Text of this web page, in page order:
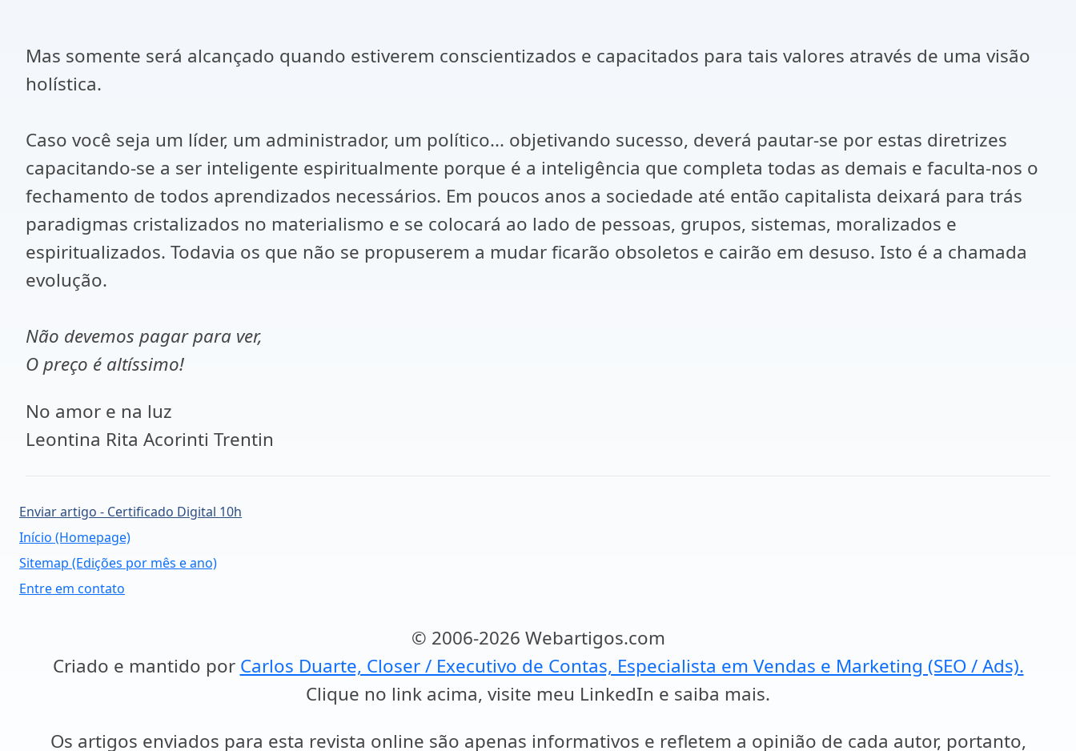
Mas somente será alcançado quando estiverem conscientizados e capacitados para tais valores através de uma visão
holística.
Caso você seja um líder, um administrador, um político... objetivando sucesso, deverá pautar-se por estas diretrizes
capacitando-se a ser inteligente espiritualmente porque é a inteligência que completa todas as demais e faculta-nos o
fechamento de todos aprendizados necessários. Em poucos anos a sociedade até então capitalista deixará para trás
paradigmas cristalizados no materialismo e se colocará ao lado de pessoas, grupos, sistemas, moralizados e
espiritualizados. Todavia os que não se propuserem a mudar ficarão obsoletos e cairão em desuso. Isto é a chamada
evolução.
Não devemos pagar para ver,
O preço é altíssimo!
No amor e na luz
Leontina Rita Acorinti Trentin
Enviar artigo - Certificado Digital 10h
Início (Homepage)
Sitemap (Edições por mês e ano)
Entre em contato
© 2006-2026 Webartigos.com
Criado e mantido por Carlos Duarte, Closer / Executivo de Contas, Especialista em Vendas e Marketing (SEO / Ads).
Clique no link acima, visite meu LinkedIn e saiba mais.
Os artigos enviados para esta revista online são apenas informativos e refletem a opinião de cada autor, portanto,